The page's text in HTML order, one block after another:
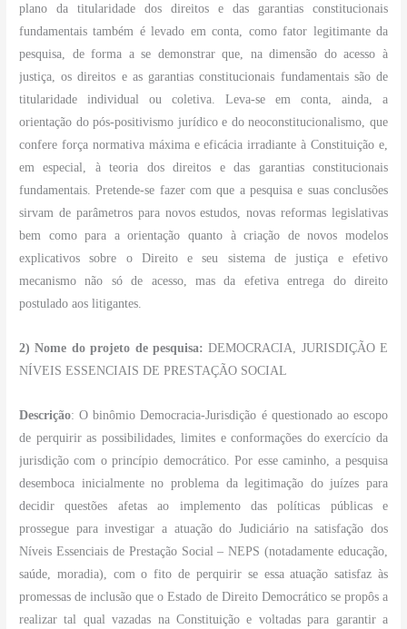
plano da titularidade dos direitos e das garantias constitucionais
fundamentais também é levado em conta, como fator legitimante da
pesquisa, de forma a se demonstrar que, na dimensão do acesso à
justiça, os direitos e as garantias constitucionais fundamentais são de
titularidade individual ou coletiva. Leva-se em conta, ainda, a
orientação do pós-positivismo jurídico e do neoconstitucionalismo, que
confere força normativa máxima e eficácia irradiante à Constituição e,
em especial, à teoria dos direitos e das garantias constitucionais
fundamentais. Pretende-se fazer com que a pesquisa e suas conclusões
sirvam de parâmetros para novos estudos, novas reformas legislativas
bem como para a orientação quanto à criação de novos modelos
explicativos sobre o Direito e seu sistema de justiça e efetivo
mecanismo não só de acesso, mas da efetiva entrega do direito
postulado aos litigantes.
2) Nome do projeto de pesquisa: DEMOCRACIA, JURISDIÇÃO E
NÍVEIS ESSENCIAIS DE PRESTAÇÃO SOCIAL
Descrição: O binômio Democracia-Jurisdição é questionado ao escopo
de perquirir as possibilidades, limites e conformações do exercício da
jurisdição com o princípio democrático. Por esse caminho, a pesquisa
desemboca inicialmente no problema da legitimação do juízes para
decidir questões afetas ao implemento das políticas públicas e
prossegue para investigar a atuação do Judiciário na satisfação dos
Níveis Essenciais de Prestação Social – NEPS (notadamente educação,
saúde, moradia), com o fito de perquirir se essa atuação satisfaz às
promessas de inclusão que o Estado de Direito Democrático se propôs a
realizar tal qual vazadas na Constituição e voltadas para garantir a